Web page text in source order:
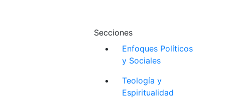
Secciones
Enfoques Políticos
y Sociales
Teología y
Espiritualidad